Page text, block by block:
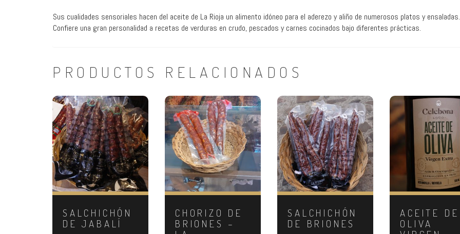
Sus cualidades sensoriales hacen del aceite de La Rioja un alimento idóneo para el aderezo y aliño de numerosos platos y ensaladas.
Confiere una gran personalidad a recetas de verduras en crudo, pescados y carnes cocinados bajo diferentes prácticas.
PRODUCTOS RELACIONADOS
SALCHICHÓN
DE JABALÍ
CHORIZO DE
BRIONES –
SALCHICHÓN
DE BRIONES
ACEITE DE
OLIVA